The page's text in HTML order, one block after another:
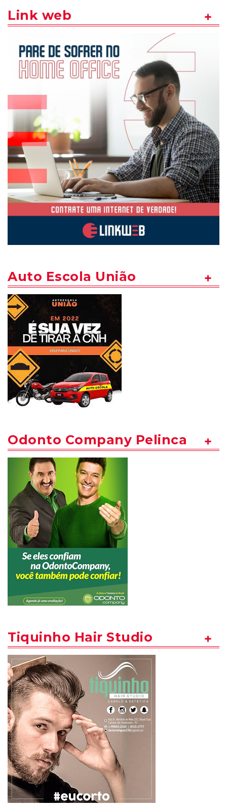
Link web
Auto Escola União
Odonto Company Pelinca
Tiquinho Hair Studio